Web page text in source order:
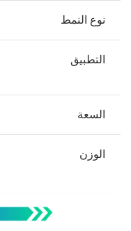
نوع النمط
التطبيق
السعة
الوزن